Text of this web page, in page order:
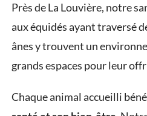
Près de La Louvière, notre
aux équidés ayant traversé
ânes y trouvent un
grands espaces pour leur
Chaque animal accueilli